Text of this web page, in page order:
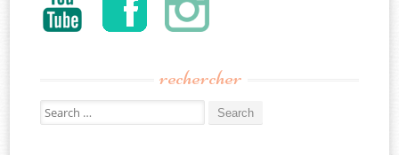
rechercher
Search
for: